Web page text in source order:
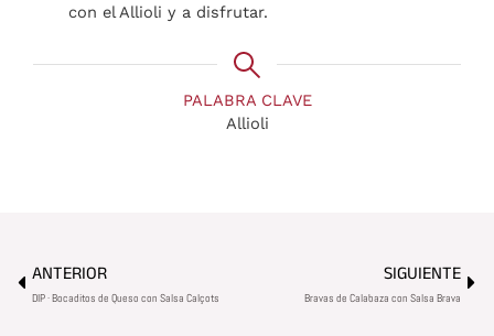
con el Allioli y a disfrutar.
PALABRA CLAVE
Allioli
AntANTERIOR
DIP · Bocaditos de Queso con Salsa Calçots
SIGUIENTE
Bravas de Calabaza con Salsa Brava